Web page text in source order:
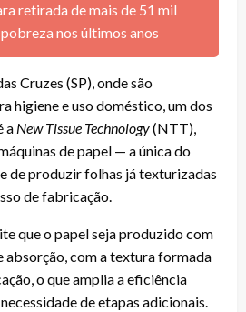
retirada de mais de 51 mil
nos últimos anos
Cruzes (SP), onde são
higiene e uso doméstico, um dos
a New Tissue Technology(NTT),
de papel — a única do
de produzir folhas já texturizadas
de fabricação.
que o papel seja produzido com
absorção, com a textura formada
o que amplia a eficiência
de etapas adicionais.